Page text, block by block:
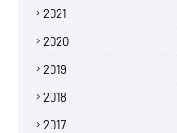
2021
2020
2019
2018
2017